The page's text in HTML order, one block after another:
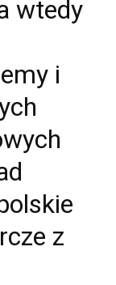
wtedy
i
z